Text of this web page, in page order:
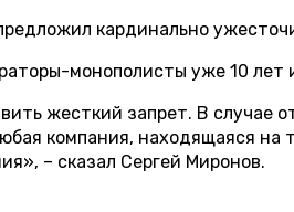
кардинально
монополисты уже 10
жесткий запрет. В случае
компания, находящаяся на
– сказал Сергей Миронов.